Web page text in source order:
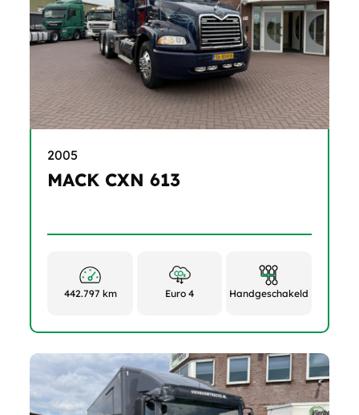
2005
MACK CXN 613
442.797 km Euro 4 Handgeschakeld